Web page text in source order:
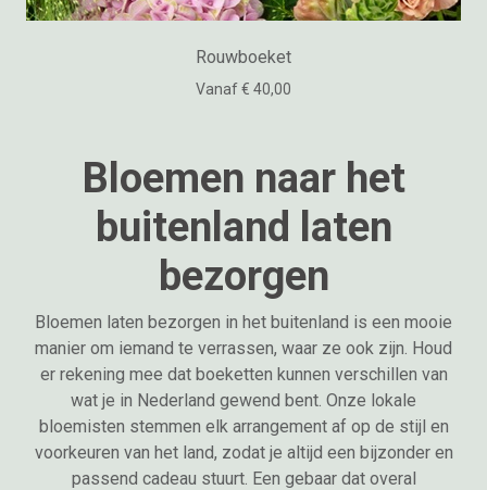
Rouwboeket
Vanaf € 40,00
Bloemen naar het
buitenland laten
bezorgen
Bloemen laten bezorgen in het buitenland is een mooie
manier om iemand te verrassen, waar ze ook zijn. Houd
er rekening mee dat boeketten kunnen verschillen van
wat je in Nederland gewend bent. Onze lokale
bloemisten stemmen elk arrangement af op de stijl en
voorkeuren van het land, zodat je altijd een bijzonder en
passend cadeau stuurt. Een gebaar dat overal